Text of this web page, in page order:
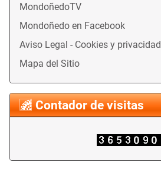
MondoñedoTV
Mondoñedo en Facebook
Aviso Legal - Cookies y privacidad
Mapa del Sitio
Contador de visitas